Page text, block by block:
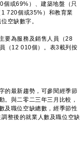
個或69%）、建築地盤（只
720個或35%）和教育業
空缺數字。
為服務及銷售人員（28
（12 010個）。表3載列按
最新趨勢，可參閱經季節
。與二零二三年三月比較，
及職位空缺總數，經季節性
整後的就業人數及職位空缺